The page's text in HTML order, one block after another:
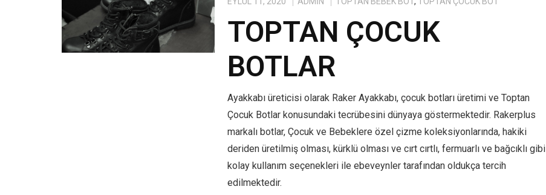
TOPTAN ÇOCUK
BOTLAR
Ayakkabı üreticisi olarak Raker Ayakkabı, çocuk botları üretimi ve Toptan
Çocuk Botlar konusundaki tecrübesini dünyaya göstermektedir. Rakerplus
markalı botlar, Çocuk ve Bebeklere özel çizme koleksiyonlarında, hakiki
deriden üretilmiş olması, kürklü olması ve cırt cırtlı, fermuarlı ve bağcıklı gibi
kolay kullanım seçenekleri ile ebeveynler tarafından oldukça tercih
edilmektedir.